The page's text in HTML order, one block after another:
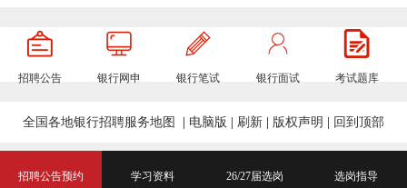
[辽宁]2026年渤海银行大连分行社会招聘公告（7.16） 07.16
[湖南]2026年渤海银行长沙分行社会招聘公告（7.16） 07.16
[北京]2026年渤海银行北京分行社会招聘启事（7.16） 07.16
[天津]2026年渤海银行总行交易银行部招聘公告 07.13
招聘公告 银行网申 银行笔试 银行面试 考试题库
招聘公告预约 学习资料 26/27届选岗 选岗指导
全国各地银行招聘服务地图 电脑版 刷新 版权声明 回到顶部